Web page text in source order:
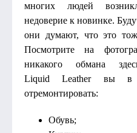
многих людей
недоверие к новинке.
они думают, что это
Посмотрите на
никакого обмана
Liquid Leather вы в
отремонтировать:
Обувь;